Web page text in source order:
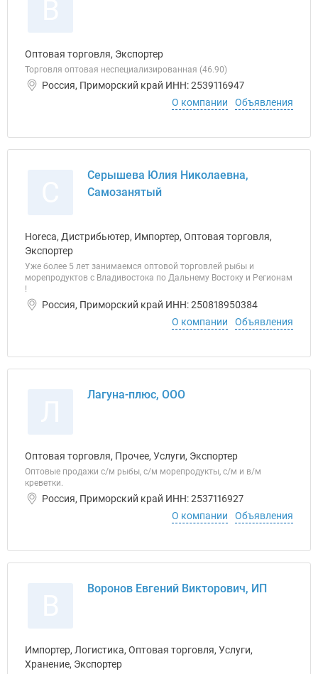
Оптовая торговля, Экспортер
Торговля оптовая неспециализированная (46.90)
Россия, Приморский край ИНН: 2539116947
О компании
Объявления
Серышева Юлия Николаевна,
Самозанятый
Horeca, Дистрибьютер, Импортер, Оптовая торговля,
Экспортер
Уже более 5 лет занимаемся оптовой торговлей рыбы и
морепродуктов с Владивостока по Дальнему Востоку и Регионам
!
Россия, Приморский край ИНН: 250818950384
О компании
Объявления
Лагуна-плюс, ООО
Оптовая торговля, Прочее, Услуги, Экспортер
Оптовые продажи с/м рыбы, с/м морепродукты, с/м и в/м
креветки.
Россия, Приморский край ИНН: 2537116927
О компании
Объявления
Воронов Евгений Викторович, ИП
Импортер, Логистика, Оптовая торговля, Услуги,
Хранение, Экспортер